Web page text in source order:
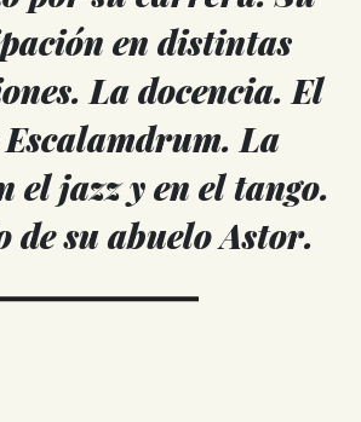
en distintas
La docencia. El
La
el jazz y en el tango.
de su abuelo Astor.